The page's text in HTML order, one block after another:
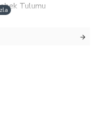
Tulumu